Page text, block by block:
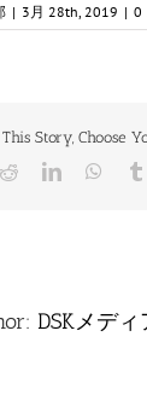
| 3月 28th, 2019 | 0
Story, Choose
RedditLinkedIn
DSKメデ